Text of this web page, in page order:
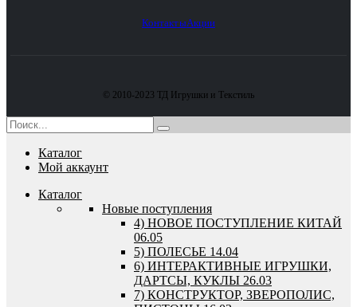
КонтактыАкции
© 2010-2023 ТД Игрушки и Текстиль
Каталог
Мой аккаунт
Каталог
Новые поступления
4) НОВОЕ ПОСТУПЛЕНИЕ КИТАЙ
06.05
5) ПОЛЕСЬЕ 14.04
6) ИНТЕРАКТИВНЫЕ ИГРУШКИ,
ДАРТСЫ, КУКЛЫ 26.03
7) КОНСТРУКТОР, ЗВЕРОПОЛИС,